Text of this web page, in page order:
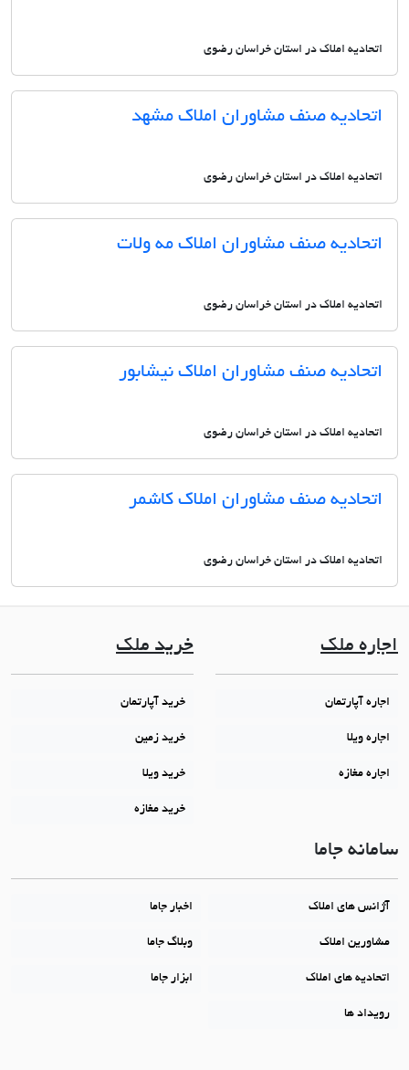
اتحادیه املاک در استان خراسان رضوی
اتحادیه صنف مشاوران املاک مشهد
اتحادیه املاک در استان خراسان رضوی
اتحادیه صنف مشاوران املاک مه ولات
اتحادیه املاک در استان خراسان رضوی
اتحادیه صنف مشاوران املاک نیشابور
اتحادیه املاک در استان خراسان رضوی
اتحادیه صنف مشاوران املاک کاشمر
اتحادیه املاک در استان خراسان رضوی
اجاره ملک
اجاره آپارتمان
اجاره ویلا
اجاره مغازه
خرید ملک
خرید آپارتمان
خرید زمین
خرید ویلا
خرید مغازه
سامانه جاما
آژانس های املاک اخبار جاما
مشاورین املاک وبلاگ جاما
اتحادیه های املاک ابزار جاما
رویداد ها